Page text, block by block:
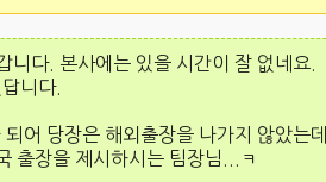
다. 본사에는 있을 시간이 잘 없네요.
니다.
어 당장은 해외출장을 나가지 않았는데,
출장을 제시하시는 팀장님...ㅋ